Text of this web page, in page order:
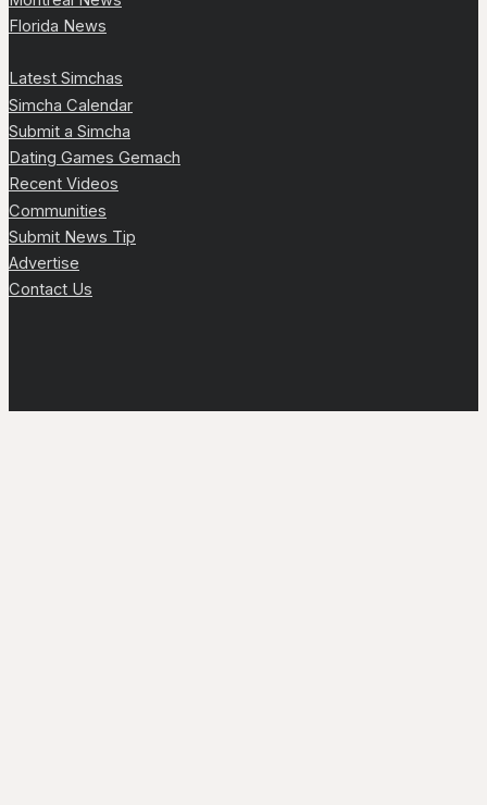
Florida News
Latest Simchas
Simcha Calendar
Submit a Simcha
Dating Games Gemach
Recent Videos
Communities
Submit News Tip
Advertise
Contact Us